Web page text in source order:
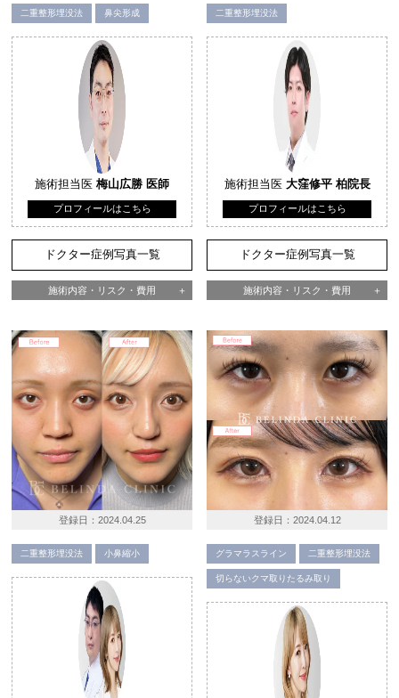
二重整形埋没法 鼻尖形成
施術担当医 梅山広勝 医師
プロフィールはこちら
ドクター症例写真一覧
施術内容・リスク・費用
二重整形埋没法
施術担当医 大窪修平 柏院長
プロフィールはこちら
ドクター症例写真一覧
施術内容・リスク・費用
登録日： 2024.04.25
二重整形埋没法 小鼻縮小
登録日： 2024.04.12
グラマラスライン 二重整形埋没法
切らないクマ取りたるみ取り